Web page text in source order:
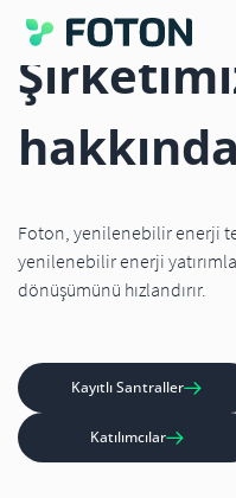
HAKIMIZDA
hakkında
Foton, yenilenebilir enerji
yenilenebilir enerji
dönüşümünü hızlandırır.
Kayıtlı Santraller
Katılımcılar